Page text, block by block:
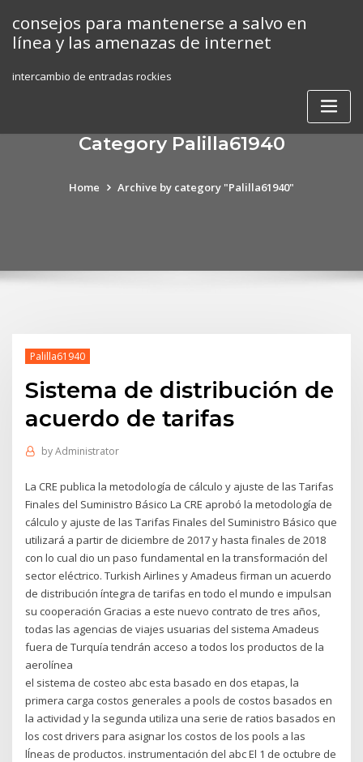
content
consejos para mantenerse a salvo en
línea y las amenazas de internet
intercambio de entradas rockies
Category Palilla61940
Home Archive by category "Palilla61940"
Palilla61940
Sistema de distribución de
acuerdo de tarifas
byAdministrator
La CRE publica la metodología de cálculo y ajuste de las Tarifas
Finales del Suministro Básico La CRE aprobó la metodología de
cálculo y ajuste de las Tarifas Finales del Suministro Básico que
utilizará a partir de diciembre de 2017 y hasta finales de 2018
con lo cual dio un paso fundamental en la transformación del
sector eléctrico. Turkish Airlines y Amadeus firman un acuerdo
de distribución íntegra de tarifas en todo el mundo e impulsan
su cooperación Gracias a este nuevo contrato de tres años,
todas las agencias de viajes usuarias del sistema Amadeus
fuera de Turquía tendrán acceso a todos los productos de la
aerolínea
el sistema de costeo abc esta basado en dos etapas, la
primera carga costos generales a pools de costos basados en
la actividad y la segunda utiliza una serie de ratios basados en
los cost drivers para asignar los costos de los pools a las
lÍneas de productos. instrumentación del abc El 1 de octubre de